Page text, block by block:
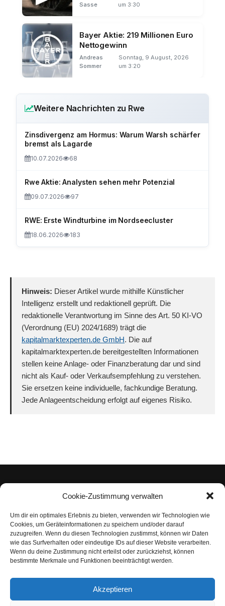
Cookie-Zustimmung verwalten
Um dir ein optimales Erlebnis zu bieten, verwenden wir Technologien wie
Cookies, um Geräteinformationen zu speichern und/oder darauf
zuzugreifen. Wenn du diesen Technologien zustimmst, können wir Daten
wie das Surfverhalten oder eindeutige IDs auf dieser Website verarbeiten.
Wenn du deine Zustimmung nicht erteilst oder zurückziehst, können
bestimmte Merkmale und Funktionen beeinträchtigt werden.
Akzeptieren
Sasse
um 3:30
Bayer Aktie: 219 Millionen Euro
Nettogewinn
Andreas
Sommer
Sonntag, 9 August, 2026
um 3:20
Weitere Nachrichten zu Rwe
Zinsdivergenz am Hormus: Warum Warsh schärfer
bremst als Lagarde
10.07.2026 68
Rwe Aktie: Analysten sehen mehr Potenzial
09.07.2026 97
RWE: Erste Windturbine im Nordseecluster
18.06.2026 183
Hinweis: Dieser Artikel wurde mithilfe Künstlicher
Intelligenz erstellt und redaktionell geprüft. Die
redaktionelle Verantwortung im Sinne des Art. 50 KI-VO
(Verordnung (EU) 2024/1689) trägt die
kapitalmarktexperten.de GmbH. Die auf
kapitalmarktexperten.de bereitgestellten Informationen
stellen keine Anlage- oder Finanzberatung dar und sind
nicht als Kauf- oder Verkaufsempfehlung zu verstehen.
Sie ersetzen keine individuelle, fachkundige Beratung.
Jede Anlageentscheidung erfolgt auf eigenes Risiko.
Impressum
Datenschutzerklärung
Nutzungsbedingungen | Haftungsausschluss
AGB